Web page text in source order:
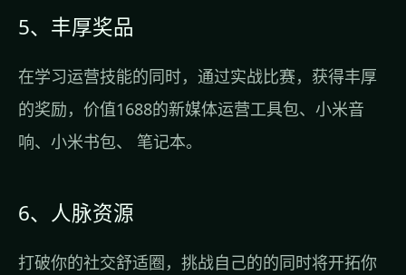
5、丰厚奖品
在学习运营技能的同时，通过实战比赛，获得丰厚
的奖励，价值1688的新媒体运营工具包、小米音
响、小米书包、 笔记本。
6、人脉资源
打破你的社交舒适圈，挑战自己的的同时将开拓你